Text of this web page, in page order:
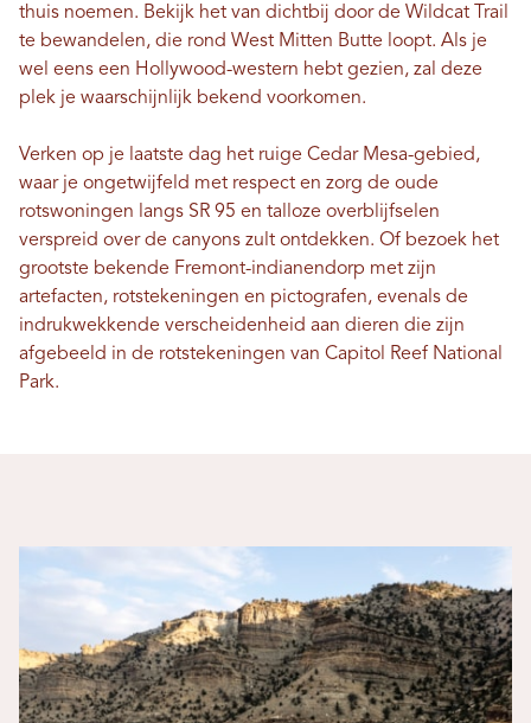
thuis noemen. Bekijk het van dichtbij door de Wildcat Trail
te bewandelen, die rond West Mitten Butte loopt. Als je
wel eens een Hollywood-western hebt gezien, zal deze
plek je waarschijnlijk bekend voorkomen.
Verken op je laatste dag het ruige Cedar Mesa-gebied,
waar je ongetwijfeld met respect en zorg de oude
rotswoningen langs SR 95 en talloze overblijfselen
verspreid over de canyons zult ontdekken. Of bezoek het
grootste bekende Fremont-indianendorp met zijn
artefacten, rotstekeningen en pictografen, evenals de
indrukwekkende verscheidenheid aan dieren die zijn
afgebeeld in de rotstekeningen van Capitol Reef National
Park.